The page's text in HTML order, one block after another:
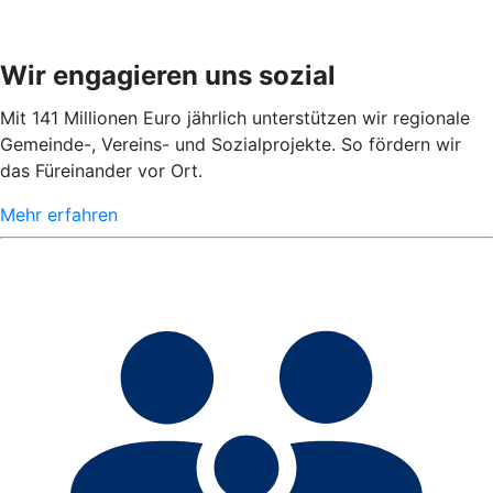
Wir engagieren uns sozial
Mit 141 Millionen Euro jährlich unterstützen wir regionale
Gemeinde-, Vereins- und Sozialprojekte. So fördern wir
das Füreinander vor Ort.
Mehr erfahren